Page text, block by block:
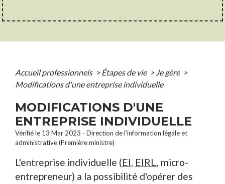
Accueil professionnels > Étapes de vie > Je gère >
Modifications d'une entreprise individuelle
MODIFICATIONS D'UNE
ENTREPRISE INDIVIDUELLE
Vérifié le 13 Mar 2023 - Direction de l'information légale et
administrative (Première ministre)
L'entreprise individuelle (EI, EIRL, micro-
entrepreneur) a la possibilité d'opérer des